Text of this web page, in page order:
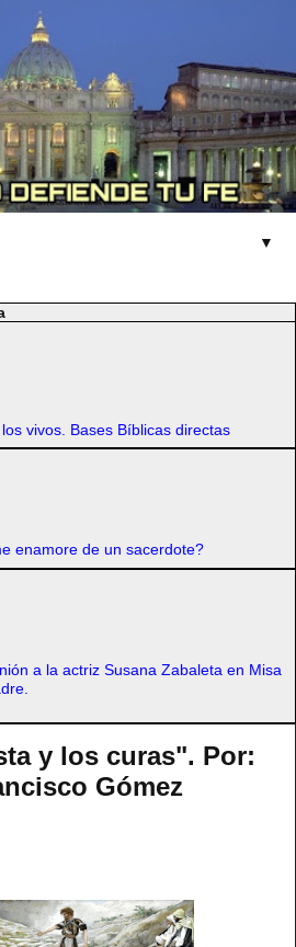
▼
vivos. Bases Bíblicas directas
enamore de un sacerdote?
a la actriz Susana Zabaleta en Misa
y los curas". Por:
Gómez